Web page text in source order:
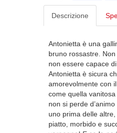
Descrizione
Antonietta è una
bruno rossastre.
non essere capace
Antonietta è sicura
amorevolmente con
come quella
non si perde
uno prima delle
piatto, morbido e